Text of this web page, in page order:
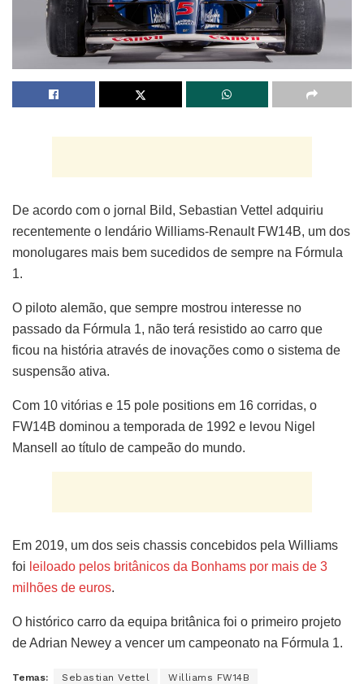
De acordo com o jornal Bild, Sebastian Vettel adquiriu
recentemente o lendário Williams-Renault FW14B, um dos
monolugares mais bem sucedidos de sempre na Fórmula
1.
O piloto alemão, que sempre mostrou interesse no
passado da Fórmula 1, não terá resistido ao carro que
ficou na história através de inovações como o sistema de
suspensão ativa.
Com 10 vitórias e 15 pole positions em 16 corridas, o
FW14B dominou a temporada de 1992 e levou Nigel
Mansell ao título de campeão do mundo.
Em 2019, um dos seis chassis concebidos pela Williams
foi leiloado pelos britânicos da Bonhams por mais de 3
milhões de euros.
O histórico carro da equipa britânica foi o primeiro projeto
de Adrian Newey a vencer um campeonato na Fórmula 1.
Temas: Sebastian Vettel Williams FW14B